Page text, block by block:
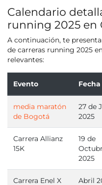
Calendario
running 2025 en
A continuación, te
de carreras running 2025
relevantes:
Evento Fecha
media maratón
de Bogotá
27 de
2025
Carrera Allianz
15K
19 de
2025
Carrera Enel X
Abril